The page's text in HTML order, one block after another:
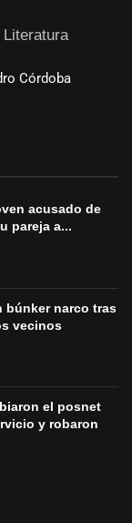
Córdoba
acusado de
pareja a...
búnker narco tras
vecinos
el posnet
y robaron